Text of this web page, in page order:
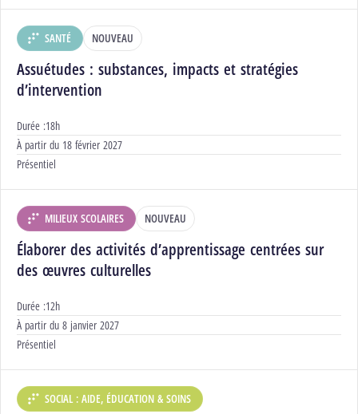
DÉPARTEMENT :
SANTÉ NOUVEAU
Assuétudes : substances, impacts et stratégies
d’intervention
Durée :18h
Début :
À partir du 18 février 2027
Modalités :
Présentiel
DÉPARTEMENT :
MILIEUX SCOLAIRES NOUVEAU
Élaborer des activités d’apprentissage centrées sur
des œuvres culturelles
Durée :12h
Début :
À partir du 8 janvier 2027
Modalités :
Présentiel
DÉPARTEMENT :
SOCIAL : AIDE, ÉDUCATION & SOINS